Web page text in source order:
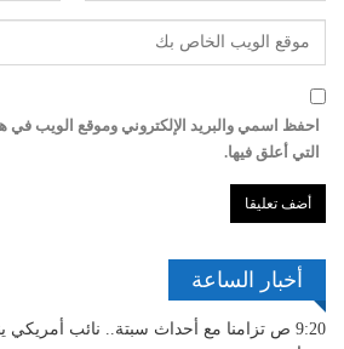
احفظ اسمي والبريد الإلكتروني وموقع الويب في
التي أعلق فيها.
أخبار الساعة
9:20 ص
تزامنا مع أحداث سبتة.. نائب أمريكي